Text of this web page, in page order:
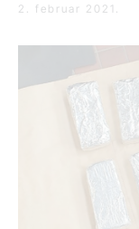
2. februar 2021.